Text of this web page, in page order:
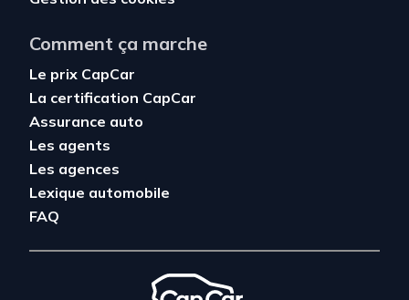
Comment ça marche
Le prix CapCar
La certification CapCar
Assurance auto
Les agents
Les agences
Lexique automobile
FAQ